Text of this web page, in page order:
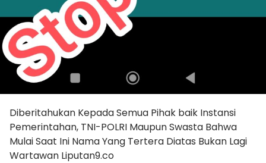
Diberitahukan Kepada Semua Pihak baik Instansi
Pemerintahan, TNI-POLRI Maupun Swasta Bahwa
Mulai Saat Ini Nama Yang Tertera Diatas Bukan Lagi
Wartawan Liputan9.co